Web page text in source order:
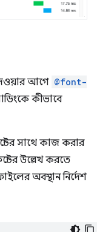
আগে @font-
কীভাবে
সাথে কাজ করার
উল্লেখ করতে
অবস্থান নির্দেশ